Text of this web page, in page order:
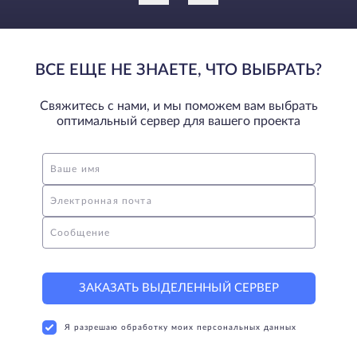
ВСЕ ЕЩЕ НЕ ЗНАЕТЕ, ЧТО ВЫБРАТЬ?
Свяжитесь с нами, и мы поможем вам выбрать
оптимальный сервер для вашего проекта
Ваше имя
Электронная почта
Сообщение
ЗАКАЗАТЬ ВЫДЕЛЕННЫЙ СЕРВЕР
Я разрешаю обработку моих персональных данных